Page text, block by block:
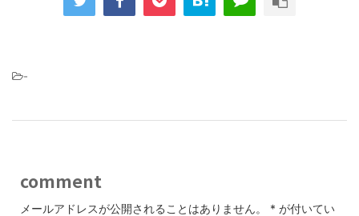
-
comment
メールアドレスが公開されることはありません。 * が付いてい